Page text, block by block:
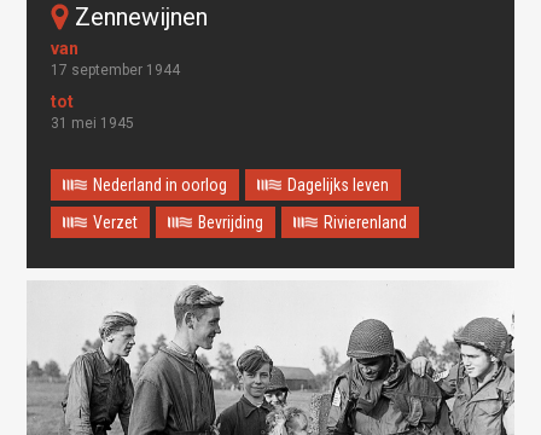
Zennewijnen
17 september 1944
31 mei 1945
Nederland in oorlog
Dagelijks leven
Verzet
Bevrijding Rivierenland